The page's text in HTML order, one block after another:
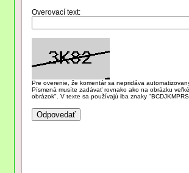
Overovací text:
Pre overenie, že komentár sa nepridáva
Písmená musíte zadávať rovnako ako na obrázku
obrázok". V texte sa používajú iba znaky